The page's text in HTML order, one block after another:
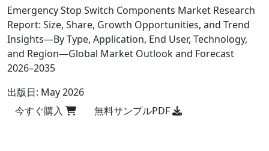
Emergency Stop Switch Components Market Research
Report: Size, Share, Growth Opportunities, and Trend
Insights—By Type, Application, End User, Technology,
and Region—Global Market Outlook and Forecast
2026–2035
出版日: May 2026
今すぐ購入
無料サンプルPDF